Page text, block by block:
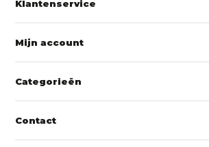
Klantenservice
Mijn account
Categorieën
Contact